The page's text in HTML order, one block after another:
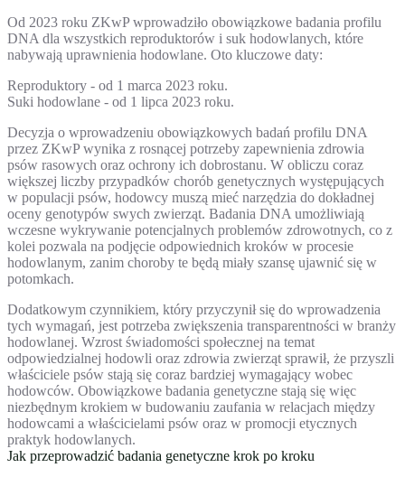
Od 2023 roku ZKwP wprowadziło obowiązkowe badania profilu
DNA dla wszystkich reproduktorów i suk hodowlanych, które
nabywają uprawnienia hodowlane. Oto kluczowe daty:
Reproduktory - od 1 marca 2023 roku.
Suki hodowlane - od 1 lipca 2023 roku.
Decyzja o wprowadzeniu obowiązkowych badań profilu DNA
przez ZKwP wynika z rosnącej potrzeby zapewnienia zdrowia
psów rasowych oraz ochrony ich dobrostanu. W obliczu coraz
większej liczby przypadków chorób genetycznych występujących
w populacji psów, hodowcy muszą mieć narzędzia do dokładnej
oceny genotypów swych zwierząt. Badania DNA umożliwiają
wczesne wykrywanie potencjalnych problemów zdrowotnych, co z
kolei pozwala na podjęcie odpowiednich kroków w procesie
hodowlanym, zanim choroby te będą miały szansę ujawnić się w
potomkach.
Dodatkowym czynnikiem, który przyczynił się do wprowadzenia
tych wymagań, jest potrzeba zwiększenia transparentności w branży
hodowlanej. Wzrost świadomości społecznej na temat
odpowiedzialnej hodowli oraz zdrowia zwierząt sprawił, że przyszli
właściciele psów stają się coraz bardziej wymagający wobec
hodowców. Obowiązkowe badania genetyczne stają się więc
niezbędnym krokiem w budowaniu zaufania w relacjach między
hodowcami a właścicielami psów oraz w promocji etycznych
praktyk hodowlanych.
Jak przeprowadzić badania genetyczne krok po kroku